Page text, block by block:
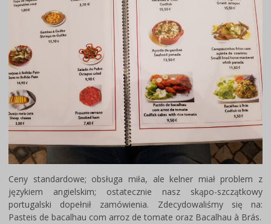
Ceny standardowe; obsługa miła, ale kelner miał problem z
językiem angielskim; ostatecznie nasz skąpo-szczątkowy
portugalski dopełnił zamówienia. Zdecydowaliśmy się na:
Pasteis de bacalhau com arroz de tomate oraz Bacalhau à Brás.